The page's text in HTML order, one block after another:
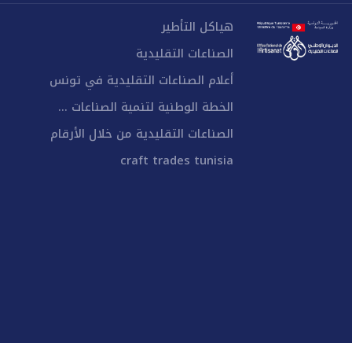
هياكل التأطير
الصناعات التقليدية
أعلام الصناعات التقليدية في تونس
الخطة الوطنية لتنمية الصناعات ...
الصناعات التقليدية من خلال الأرقام
craft trades tunisia